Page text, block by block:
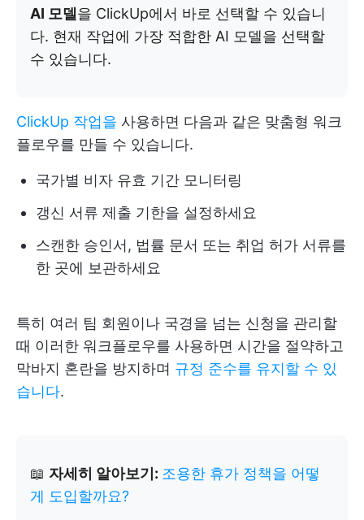
AI 모델 을 ClickUp에서 바로 선택할 수 있습니
다. 현재 작업에 가장 적합한 AI 모델을 선택할
수 있습니다.
ClickUp 작업을 사용하면 다음과 같은 맞춤형 워크
플로우를 만들 수 있습니다.
국가별 비자 유효 기간 모니터링
갱신 서류 제출 기한을 설정하세요
스캔한 승인서, 법률 문서 또는 취업 허가 서류를
한 곳에 보관하세요
특히 여러 팀 회원이나 국경을 넘는 신청을 관리할
때 이러한 워크플로우를 사용하면 시간을 절약하고
막바지 혼란을 방지하며 규정 준수를 유지할 수 있
습니다.
📖 자세히 알아보기: 조용한 휴가 정책을 어떻
게 도입할까요?